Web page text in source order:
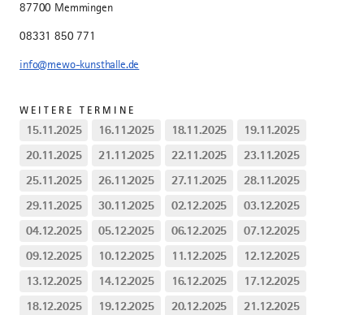
87700 Memmingen
08331 850 771
info@mewo-kunsthalle.de
WEITERE TERMINE
15.11.2025 16.11.2025 18.11.2025
19.11.2025
20.11.2025
21.11.2025 22.11.2025
23.11.2025
25.11.2025
26.11.2025 27.11.2025
28.11.2025
29.11.2025
30.11.2025 02.12.2025
03.12.2025
04.12.2025
05.12.2025 06.12.2025
07.12.2025
09.12.2025
10.12.2025 11.12.2025
12.12.2025
13.12.2025
14.12.2025 16.12.2025
17.12.2025
18.12.2025
19.12.2025 20.12.2025
21.12.2025